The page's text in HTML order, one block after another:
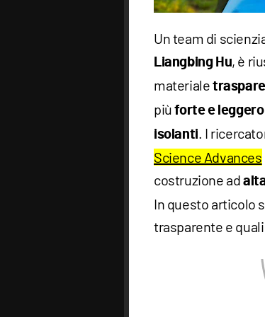
Un team di
Liangbing Hu, è
materiale
piùforte e leggero
isolanti. I
Science Advances
costruzione ad
In questo articolo
trasparente e